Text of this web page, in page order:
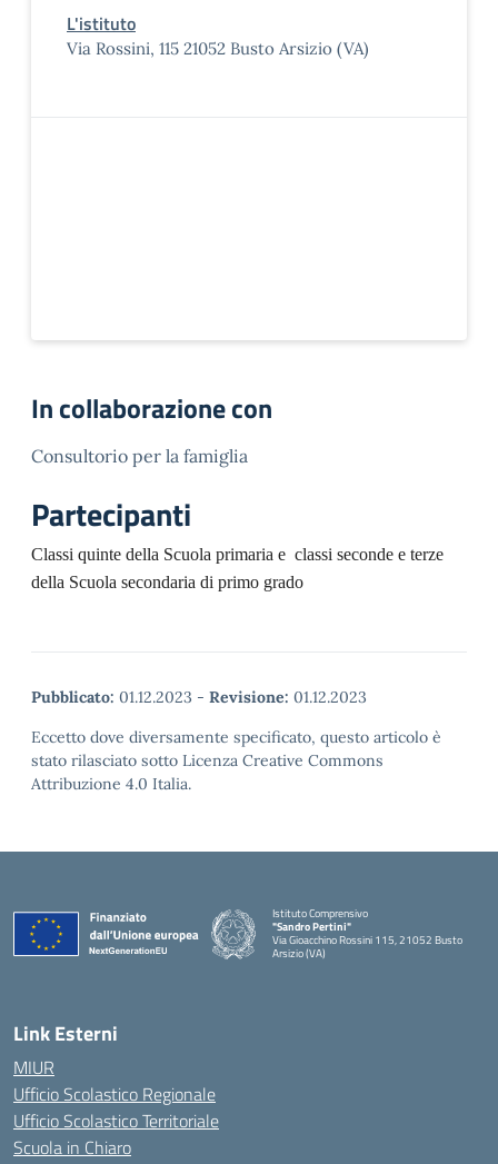
L'istituto
Via Rossini, 115 21052 Busto Arsizio (VA)
In collaborazione con
Consultorio per la famiglia
Partecipanti
Classi quinte della Scuola primaria e classi seconde e terze
della Scuola secondaria di primo grado
Pubblicato: 01.12.2023 - Revisione: 01.12.2023
Eccetto dove diversamente specificato, questo articolo è
stato rilasciato sotto Licenza Creative Commons
Attribuzione 4.0 Italia.
Istituto Comprensivo
"Sandro Pertini"
Via Gioacchino Rossini 115, 21052 Busto
Arsizio (VA)
Link Esterni
MIUR
Ufficio Scolastico Regionale
Ufficio Scolastico Territoriale
Scuola in Chiaro